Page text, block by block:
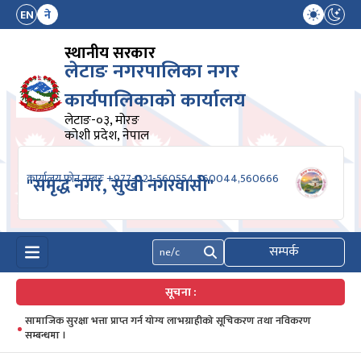
EN ने
स्थानीय सरकार
लेटाङ नगरपालिका नगर
कार्यपालिकाको कार्यालय
लेटाङ-०३, मोरङ
कोशी प्रदेश, नेपाल
कार्यालय फोन नम्बरः +977-021-560554,560044,560666
"समृद्ध नगर, सुखी नगरवासी"
खोज्नुहोस् सम्पर्क
सूचना :
सामाजिक सुरक्षा भत्ता प्राप्त गर्न योग्य लाभग्राहीको सूचिकरण तथा नविकरण
सम्बन्धमा ।